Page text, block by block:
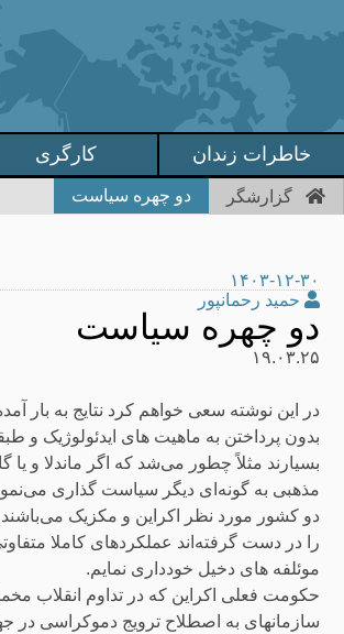
خاطرات زندان کارگری
گزارشگر دو چهره سیاست
۱۴۰۳-۱۲-۳۰
حمید رحمانپور
دو چهره سیاست
۱۹.۰۳.۲۵
در این نوشته سعی خواهم کرد نتایج به بار
بدون پرداختن به ماهیت های ایدئولوژیک و
بسیارند مثلاً چطور می‌شد که اگر ماندلا و
مذهبی به گونه‌ای دیگر سیاست گذاری
دو کشور مورد نظر اکراین و مکزیک
را در دست گرفته‌اند عملکردهای کاملا
موئلفه های دخیل خودداری نمایم.
سازمانهای به اصطلاح ترویج دموکراسی در